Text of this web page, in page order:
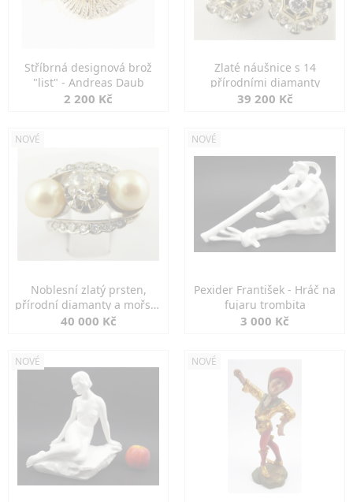
Stříbrná designová brož
"list" - Andreas Daub
2 200 Kč
Zlaté náušnice s 14
přírodními diamanty
39 200 Kč
NOVÉ
Noblesní zlatý prsten,
přírodní diamanty a mořské
perly
40 000 Kč
NOVÉ
Pexider František - Hráč na
fujaru trombita
3 000 Kč
NOVÉ NOVÉ